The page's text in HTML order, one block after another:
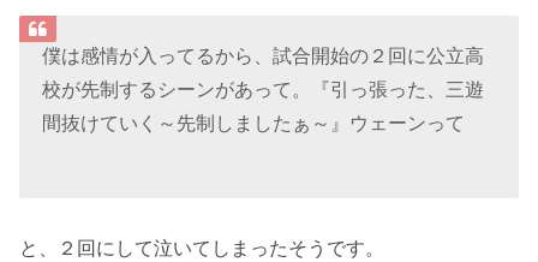
僕は感情が入ってるから、試合開始の２回に公立高
校が先制するシーンがあって。『引っ張った、三遊
間抜けていく～先制しましたぁ～』ウェーンって
と、２回にして泣いてしまったそうです。